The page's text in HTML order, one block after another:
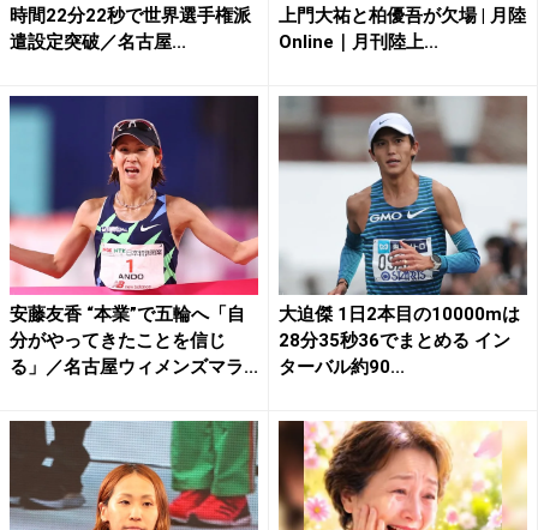
時間22分22秒で世界選手権派
遣設定突破／名古屋...
上門大祐と柏優吾が欠場 | 月陸
Online｜月刊陸上...
安藤友香 “本業”で五輪へ「自
分がやってきたことを信じ
る」／名古屋ウィメンズマラ...
大迫傑 1日2本目の10000mは
28分35秒36でまとめる イン
ターバル約90...